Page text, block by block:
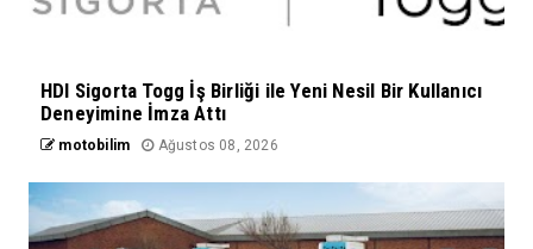
HDI Sigorta Togg İş Birliği ile Yeni Nesil Bir Kullanıcı
Deneyimine İmza Attı
motobilim Ağustos 08, 2026